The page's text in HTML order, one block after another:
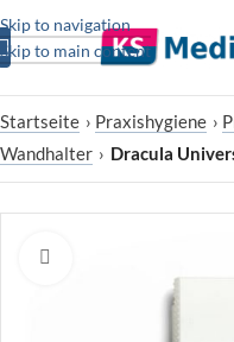
Skip to navigation
Skip to main content
Startseite › Praxishygiene ›
Wandhalter › Dracula